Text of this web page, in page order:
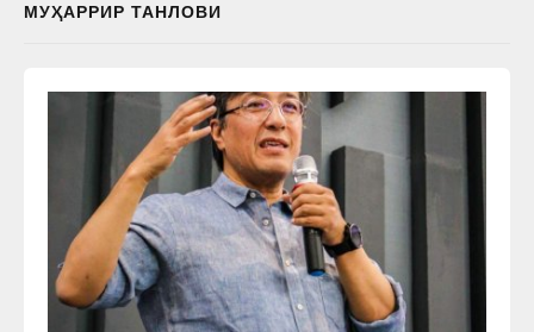
МУҲАРРИР ТАНЛОВИ